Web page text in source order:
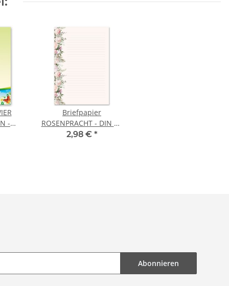
-
A4
Briefpapier
ROSENPRACHT - DIN A4
Format 20 Blatt
2,98 € *
Abonnieren